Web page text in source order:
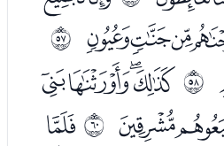
ﰸ
ﰹﰉﰊﰋﰌ
ﰻﭑ